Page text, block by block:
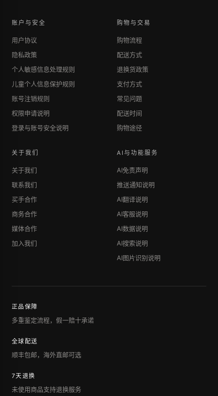
账户与安全
用户协议
隐私政策
个人敏感信息处理规则
儿童个人信息保护规则
账号注销规则
权限申请说明
登录与账号安全说明
购物与交易
购物流程
配送方式
退换货政策
支付方式
常见问题
配送时间
购物途径
关于我们
关于我们
联系我们
买手合作
商务合作
媒体合作
加入我们
AI与功能服务
AI免责声明
推送通知说明
AI翻译说明
AI客服说明
AI数据说明
AI搜索说明
AI图片识别说明
正品保障
多重鉴定流程，假一赔十承诺
全球配送
顺丰包邮，海外直邮可选
7天退换
未使用商品支持退换服务